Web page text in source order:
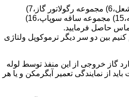
قطعات ساختمان آب گرم کن های دیواری شمعک دار عبارتند از : 1) کلاهک تعدیل،2) کلاهک تعدیل جریان دودکش،3) صفحه پشتی آبگرمکن،4) مبدل گرمایی،5) مجموعه مشعل،6) مجموعه رگولاتور گاز،7)
مجموعه رگولاتور آب،8) رویه آبگرمکن،9) صفحه پشتی آبگرمکن،10) رگولاتور آب در آبگرمکن های شمعک دار،11) بدنه،12) قاب برنجی،13) شیپوره،14) شیر احتراق آهسته،15) مجموعه ساقه سوپاپ،16)
بین دو سر دیگر ترموکوپل ولتاژی
گاز خروجی از این منفذ توسط لوله
از نمایندگی تعمیر آبگرمکن و یا هر